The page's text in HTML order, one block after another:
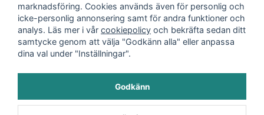
marknadsföring. Cookies används även för personlig och
icke-personlig annonsering samt för andra funktioner och
analys. Läs mer i vår cookiepolicy och bekräfta sedan ditt
samtycke genom att välja "Godkänn alla" eller anpassa
dina val under "Inställningar".
Godkänn